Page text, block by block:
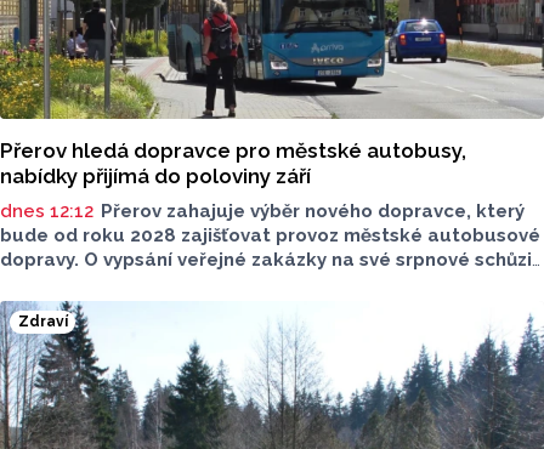
Přerov hledá dopravce pro městské autobusy,
nabídky přijímá do poloviny září
dnes 12:12 Přerov zahajuje výběr nového dopravce, který
bude od roku 2028 zajišťovat provoz městské autobusové
dopravy. O vypsání veřejné zakázky na své srpnové schůzi
uzavřena na deset let a zajistí dopravní obslužnost města
nad rámec regionálních linek objednávaných Olomouckým
krajem.
Zdraví